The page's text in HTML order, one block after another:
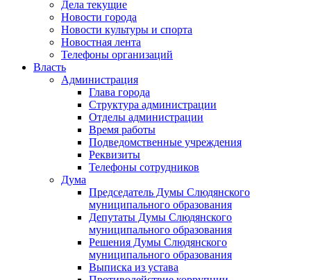
Дела текущие
Новости города
Новости культуры и спорта
Новостная лента
Телефоны организаций
Власть
Администрация
Глава города
Структура администрации
Отделы администрации
Время работы
Подведомственные учреждения
Реквизиты
Телефоны сотрудников
Дума
Председатель Думы Слюдянского
муниципального образования
Депутаты Думы Слюдянского
муниципального образования
Решения Думы Слюдянского
муниципального образования
Выписка из устава